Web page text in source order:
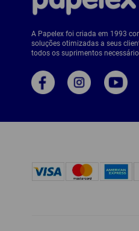
A Papelex foi criada em 1993
soluções otimizadas a seus
todos os suprimentos